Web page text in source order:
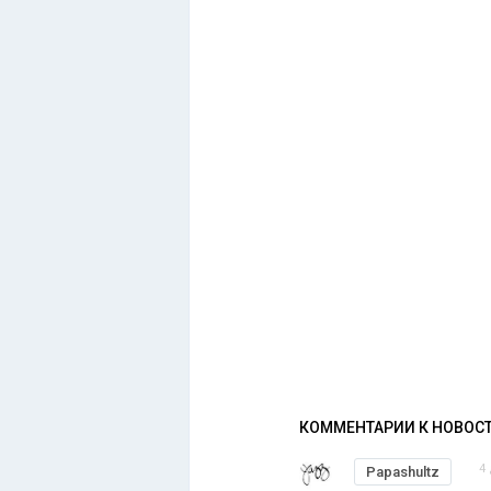
КОММЕНТАРИИ К
Papashultz 4